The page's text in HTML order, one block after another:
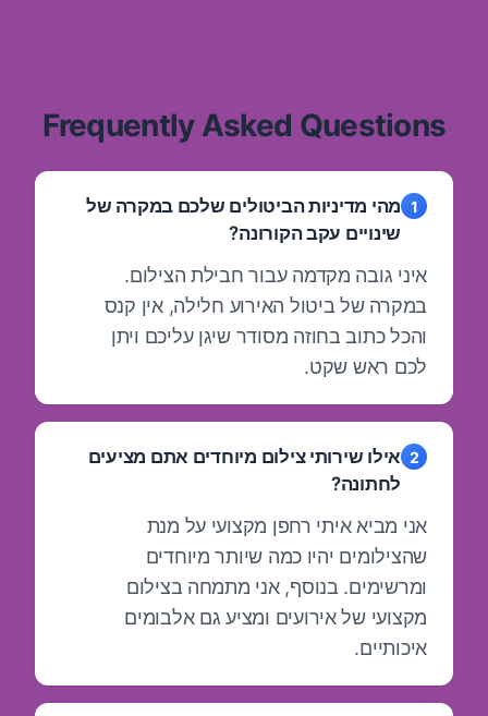
Frequently Asked Questions
1 מהי מדיניות הביטולים שלכם במקרה של
שינויים עקב הקורונה?
איני גובה מקדמה עבור חבילת הצילום.
במקרה של ביטול האירוע חלילה, אין קנס
והכל כתוב בחוזה מסודר שיגן עליכם ויתן
לכם ראש שקט.
2 אילו שירותי צילום מיוחדים אתם מציעים
לחתונה?
אני מביא איתי רחפן מקצועי על מנת
שהצילומים יהיו כמה שיותר מיוחדים
ומרשימים. בנוסף, אני מתמחה בצילום
מקצועי של אירועים ומציע גם אלבומים
איכותיים.